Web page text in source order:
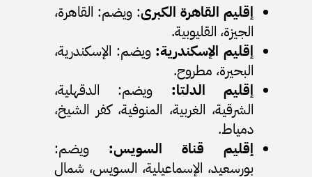
إقليم القاهرة الكبرى: ويضم: القاهرة،
الجيزة، القليوبية.
إقليم الإسكندرية: ويضم: الإسكندرية،
البحيرة، مطروح.
إقليم الدلتا: ويضم: الدقهلية،
الشرقية، الغربية، المنوفية، كفر الشيخ،
دمياط.
إقليم قناة السويس: ويضم:
بورسعيد، الإسماعيلية، السويس، شمال